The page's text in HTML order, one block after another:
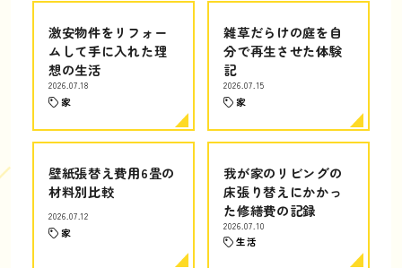
激安物件をリフォー
ムして手に入れた理
想の生活
2026.07.18
家
雑草だらけの庭を自
分で再生させた体験
記
2026.07.15
家
壁紙張替え費用6畳の
材料別比較
2026.07.12
家
我が家のリビングの
床張り替えにかかっ
た修繕費の記録
2026.07.10
生活